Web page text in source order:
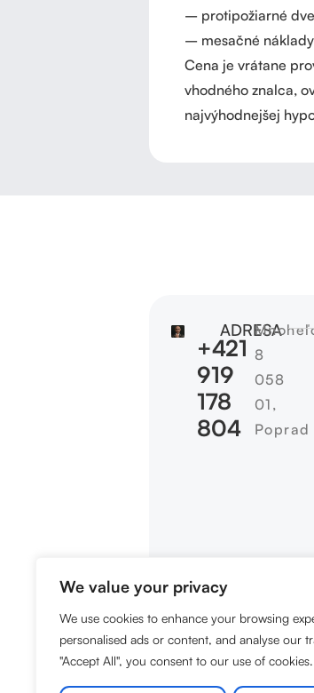
We value your privacy
We use cookies to enhance your browsing
personalised ads or content, and analyse our
"Accept All", you consent to our use of cookies.
– protipožiarné
– mesačné
Cena je vrátane
vhodného znalca,
najvýhodnejšej
+421
919
178
804
ADRESA
8
058
01,
Poprad